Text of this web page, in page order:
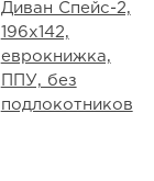
Диван Спейс-2,
196х142,
еврокнижка,
ППУ, без
подлокотников